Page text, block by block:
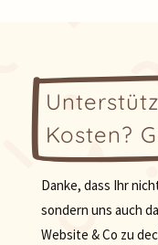
Kosten?
Danke, dass Ihr
sondern uns auch
Website & Co zu